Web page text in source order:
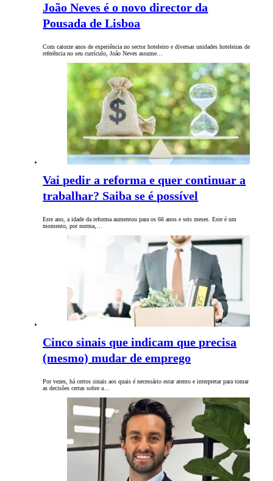
João Neves é o novo director da
Pousada de Lisboa
Com catorze anos de experiência no sector hoteleiro e diversas unidades hoteleiras de
referência no seu currículo, João Neves assume…
Vai pedir a reforma e quer continuar a
trabalhar? Saiba se é possível
Este ano, a idade da reforma aumentou para os 66 anos e seis meses. Este é um
momento, por norma,…
Cinco sinais que indicam que precisa
(mesmo) mudar de emprego
Por vezes, há certos sinais aos quais é necessário estar atento e interpretar para tomar
as decisões certas sobre a…